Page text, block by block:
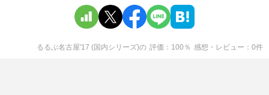
るるぶ名古屋'17 (国内シリーズ)の 評価 100 ％ 感想・レビュー 0件